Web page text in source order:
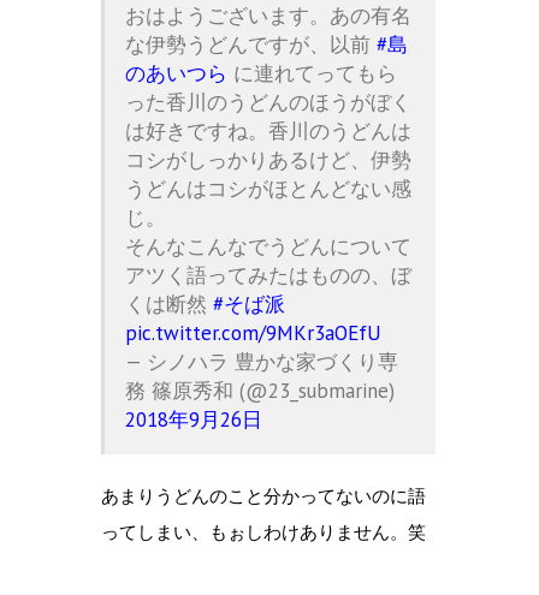
おはようございます。あの有名
な伊勢うどんですが、以前 #島
のあいつら に連れてってもら
った香川のうどんのほうがぼく
は好きですね。香川のうどんは
コシがしっかりあるけど、伊勢
うどんはコシがほとんどない感
じ。
そんなこんなでうどんについて
アツく語ってみたはものの、ぼ
くは断然 #そば派
pic.twitter.com/9MKr3aOEfU
— シノハラ 豊かな家づくり専
務 篠原秀和 (@23_submarine)
2018年9月26日
あまりうどんのこと分かってないのに語
ってしまい、もぉしわけありません。笑